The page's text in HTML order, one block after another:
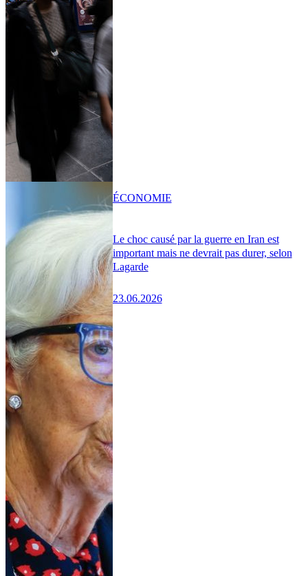
Le choc causé par la guerre en Iran est
important mais ne devrait pas durer, selon
Lagarde
23.06.2026
ÉCONOMIE